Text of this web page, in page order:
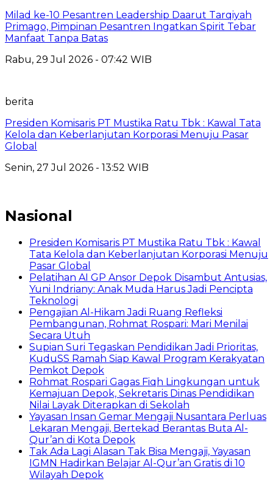
Milad ke-10 Pesantren Leadership Daarut Tarqiyah
Primago, Pimpinan Pesantren Ingatkan Spirit Tebar
Manfaat Tanpa Batas
Rabu, 29 Jul 2026 - 07:42 WIB
berita
Presiden Komisaris PT Mustika Ratu Tbk : Kawal Tata
Kelola dan Keberlanjutan Korporasi Menuju Pasar
Global
Senin, 27 Jul 2026 - 13:52 WIB
Nasional
Presiden Komisaris PT Mustika Ratu Tbk : Kawal
Tata Kelola dan Keberlanjutan Korporasi Menuju
Pasar Global
Pelatihan AI GP Ansor Depok Disambut Antusias,
Yuni Indriany: Anak Muda Harus Jadi Pencipta
Teknologi
Pengajian Al-Hikam Jadi Ruang Refleksi
Pembangunan, Rohmat Rospari: Mari Menilai
Secara Utuh
Supian Suri Tegaskan Pendidikan Jadi Prioritas,
KuduSS Ramah Siap Kawal Program Kerakyatan
Pemkot Depok
Rohmat Rospari Gagas Fiqh Lingkungan untuk
Kemajuan Depok, Sekretaris Dinas Pendidikan
Nilai Layak Diterapkan di Sekolah
Yayasan Insan Gemar Mengaji Nusantara Perluas
Lekaran Mengaji, Bertekad Berantas Buta Al-
Qur’an di Kota Depok
Tak Ada Lagi Alasan Tak Bisa Mengaji, Yayasan
IGMN Hadirkan Belajar Al-Qur’an Gratis di 10
Wilayah Depok